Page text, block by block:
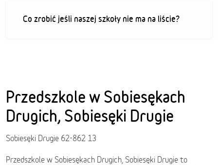
Co zrobić jeśli naszej szkoły nie ma na liście?
Przedszkole w Sobiesękach
Drugich, Sobiesęki Drugie
Sobiesęki Drugie 62-862 13
Przedszkole w Sobiesękach Drugich, Sobiesęki Drugie to